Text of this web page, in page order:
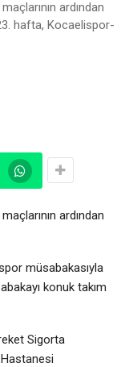
ardından
hafta, Kocaelispor-
ardından
müsabakasıyla
konuk takım
Sigorta